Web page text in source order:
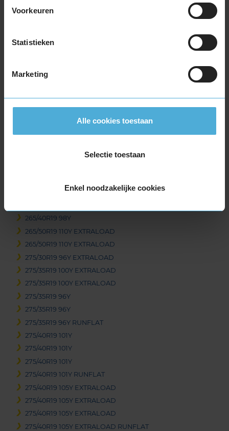
Voorkeuren
Statistieken
Marketing
Alle cookies toestaan
Selectie toestaan
Enkel noodzakelijke cookies
255/45R19 100W
255/45R19 104Y EXTRALOAD
265/35R19 98Y EXTRALOAD
265/40R19 98Y
265/50R19 110Y EXTRALOAD
265/50R19 110Y EXTRALOAD
275/30R19 96Y EXTRALOAD
275/35R19 100Y EXTRALOAD
275/35R19 100Y EXTRALOAD
275/35R19 96Y
275/35R19 96Y
275/35R19 96Y RUNFLAT
275/40R19 101Y
275/40R19 101Y
275/40R19 101Y
275/40R19 101Y RUNFLAT
275/40R19 105Y EXTRALOAD
275/40R19 105Y EXTRALOAD
275/40R19 105Y EXTRALOAD
275/40R19 105Y EXTRALOAD RUNFLAT